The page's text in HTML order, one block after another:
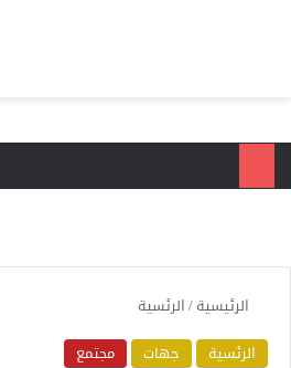
الرئيسية/الرئسية
الرئسية
جهات مجتمع